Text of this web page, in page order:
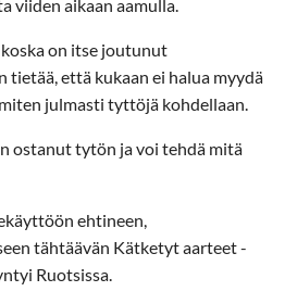
viiden aikaan aamulla.
on itse joutunut
tietää, että kukaan ei halua myydä
julmasti tyttöjä kohdellaan.
ostanut tytön ja voi tehdä mitä
ehtineen,
tähtäävän Kätketyt aarteet -
Ruotsissa.